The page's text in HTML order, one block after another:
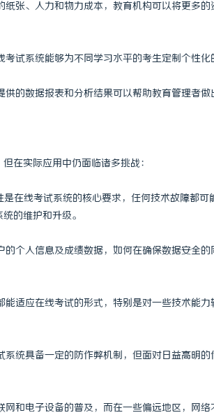
张、人力和物力成本，教育机构可以将更多
试系统能够为不同学习水平的考生定制个性化
的数据报表和分析结果可以帮助教育管理者做
在实际应用中仍面临诸多挑战：
在线考试系统的核心要求，任何技术故障都
的维护和升级。
个人信息及成绩数据，如何在确保数据安全
适应在线考试的形式，特别是对一些技术能
统具备一定的防作弊机制，但面对日益高明
和电子设备的普及，而在一些偏远地区，网